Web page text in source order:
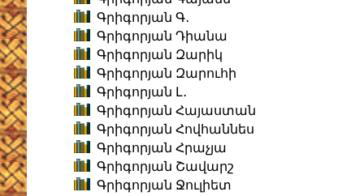
Գրիգորյան Գ․
Գրիգորյան Դիանա
Գրիգորյան Զարիկ
Գրիգորյան Զարուհի
Գրիգորյան Լ․
Գրիգորյան Հայաստան
Գրիգորյան Հովհաննես
Գրիգորյան Հրաչյա
Գրիգորյան Շավարշ
Գրիգորյան Ջուլիետ